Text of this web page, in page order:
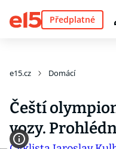
Předplatné
e15.cz Domácí
Čeští
vozy.